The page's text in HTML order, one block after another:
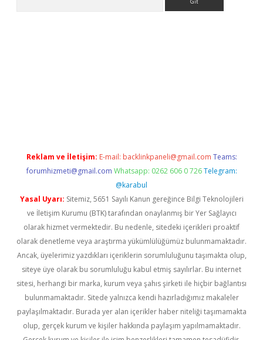
Reklam ve İletişim: E-mail: backlinkpaneli@gmail.com Teams:
forumhizmeti@gmail.com Whatsapp: 0262 606 0 726 Telegram:
@karabul
Yasal Uyarı: Sitemiz, 5651 Sayılı Kanun gereğince Bilgi Teknolojileri
ve İletişim Kurumu (BTK) tarafından onaylanmış bir Yer Sağlayıcı
olarak hizmet vermektedir. Bu nedenle, sitedeki içerikleri proaktif
olarak denetleme veya araştırma yükümlülüğümüz bulunmamaktadır.
Ancak, üyelerimiz yazdıkları içeriklerin sorumluluğunu taşımakta olup,
siteye üye olarak bu sorumluluğu kabul etmiş sayılırlar. Bu internet
sitesi, herhangi bir marka, kurum veya şahıs şirketi ile hiçbir bağlantısı
bulunmamaktadır. Sitede yalnızca kendi hazırladığımız makaleler
paylaşılmaktadır. Burada yer alan içerikler haber niteliği taşımamakta
olup, gerçek kurum ve kişiler hakkında paylaşım yapılmamaktadır.